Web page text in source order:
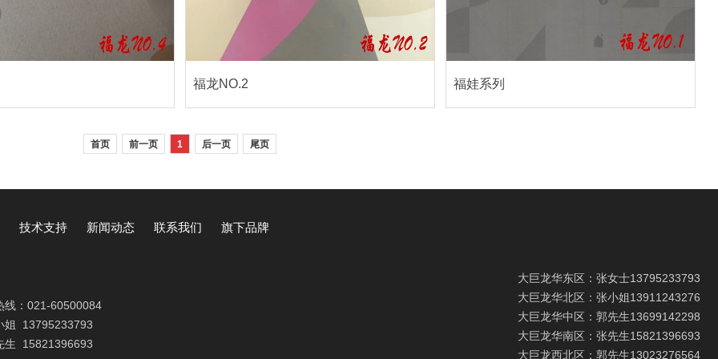
福龙NO.2 福娃系列
首页 前一页 1 后一页 尾页
技术支持 新闻动态 联系我们 旗下品牌
： 021-60500084
姐 13795233793
生 15821396693
大巨龙华东区：张女士13795233793
大巨龙华北区：张小姐13911243276
大巨龙华中区：郭先生13699142298
大巨龙华南区：张先生15821396693
大巨龙西北区：郭先生13023276564